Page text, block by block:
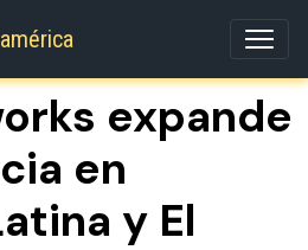
expande
en
y El